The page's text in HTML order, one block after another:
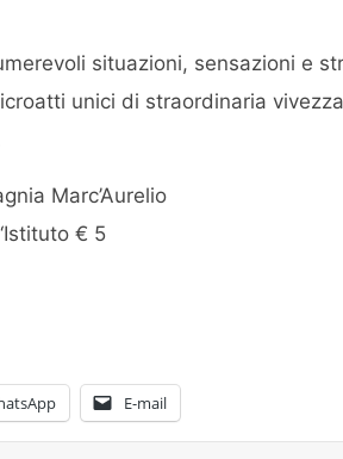
situazioni, sensazioni e
unici di straordinaria
Marc’Aurelio
€ 5
E-mail